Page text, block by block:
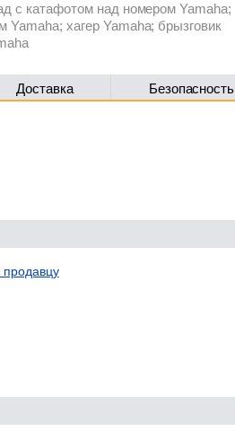
с катафотом над номером Yamaha;
Yamaha; хагер Yamaha; брызговик
Доставка Безопасность
продавцу